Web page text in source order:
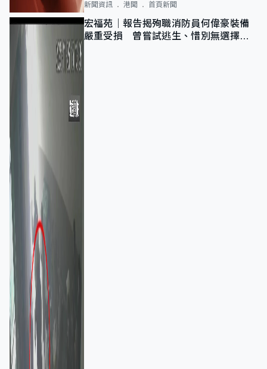
新聞資訊 港聞 首頁新聞
宏福苑｜報告揭殉職消防員何偉豪裝備
嚴重受損 曾嘗試逃生、惜別無選擇下